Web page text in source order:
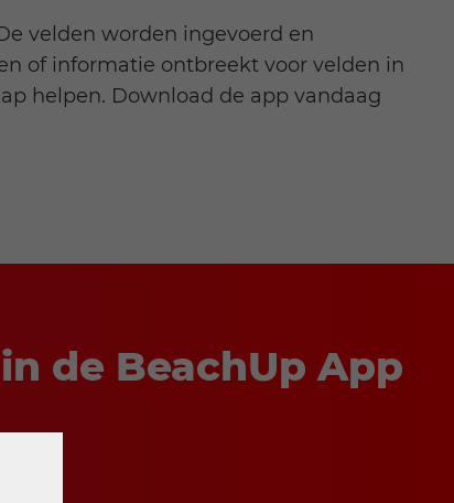
velden worden ingevoerd en
of informatie ontbreekt voor velden in
helpen. Download de app vandaag
de BeachUp App